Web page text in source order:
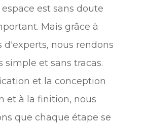
est sans doute
Mais grâce à
d'experts, nous rendons
simple et sans tracas.
et la conception
et à la finition, nous
que chaque étape se